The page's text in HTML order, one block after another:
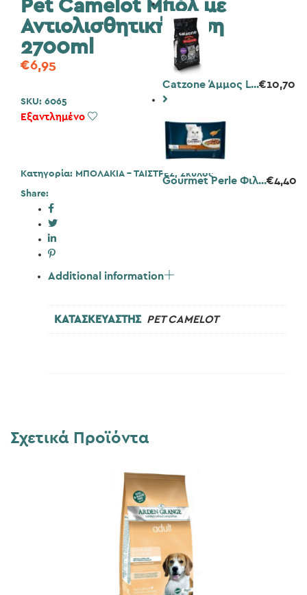
Catzone Άμμος L...€10,70
Gourmet Perle Φιλ...€4,40
Pet Camelot Μπόλ με
Αντιολισθητική Βάση
2700ml
€6,95
SKU: 6065
Εξαντλημένο
Κατηγορία: ΜΠΟΛΑΚΙΑ - ΤΑΙΣΤΡΕΣ, Σκύλος
Share:
Additional information
ΚΑΤΑΣΚΕΥΑΣΤΗΣ PET CAMELOT
Σχετικά Προϊόντα